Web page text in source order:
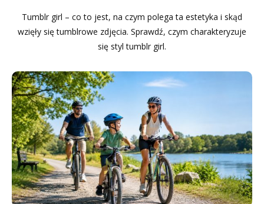
Tumblr girl – co to jest, na czym polega ta estetyka i skąd
wzięły się tumblrowe zdjęcia. Sprawdź, czym charakteryzuje
się styl tumblr girl.